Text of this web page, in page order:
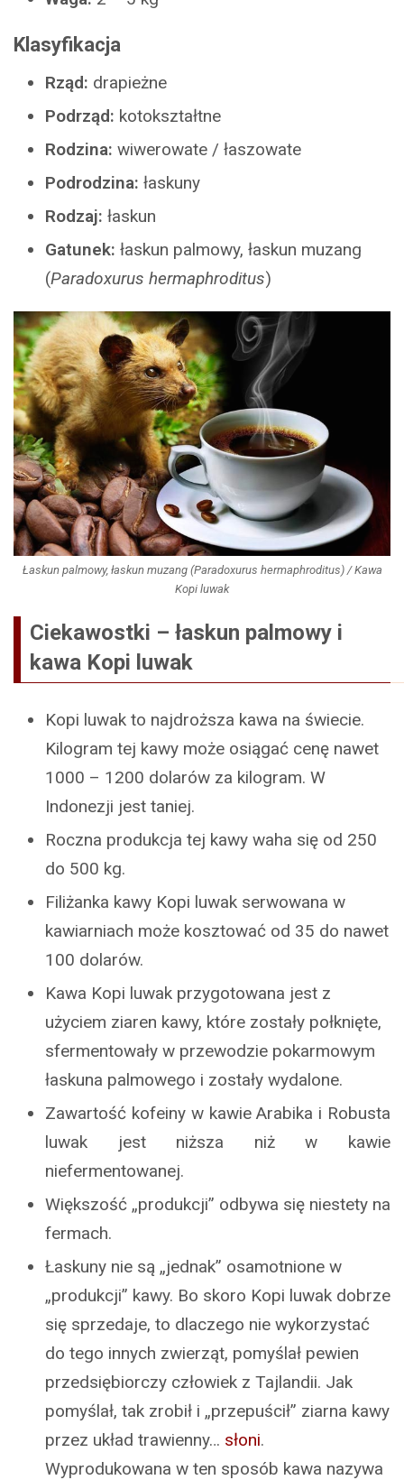
Klasyfikacja
Rząd: drapieżne
Podrząd: kotokształtne
Rodzina: wiwerowate / łaszowate
Podrodzina: łaskuny
Rodzaj: łaskun
Gatunek: łaskun palmowy, łaskun muzang
(Paradoxurus hermaphroditus)
Łaskun palmowy, łaskun muzang (Paradoxurus hermaphroditus) / Kawa
Kopi luwak
Ciekawostki – łaskun palmowy i
kawa Kopi luwak
Kopi luwak to najdroższa kawa na świecie.
Kilogram tej kawy może osiągać cenę nawet
1000 – 1200 dolarów za kilogram. W
Indonezji jest taniej.
Roczna produkcja tej kawy waha się od 250
do 500 kg.
Filiżanka kawy Kopi luwak serwowana w
kawiarniach może kosztować od 35 do nawet
100 dolarów.
Kawa Kopi luwak przygotowana jest z
użyciem ziaren kawy, które zostały połknięte,
sfermentowały w przewodzie pokarmowym
łaskuna palmowego i zostały wydalone.
Zawartość kofeiny w kawie Arabika i Robusta
luwak jest niższa niż w kawie
niefermentowanej.
Większość „produkcji” odbywa się niestety na
fermach.
Łaskuny nie są „jednak” osamotnione w
„produkcji” kawy. Bo skoro Kopi luwak dobrze
się sprzedaje, to dlaczego nie wykorzystać
do tego innych zwierząt, pomyślał pewien
przedsiębiorczy człowiek z Tajlandii. Jak
pomyślał, tak zrobił i „przepuścił” ziarna kawy
przez układ trawienny… słoni.
Wyprodukowana w ten sposób kawa nazywa